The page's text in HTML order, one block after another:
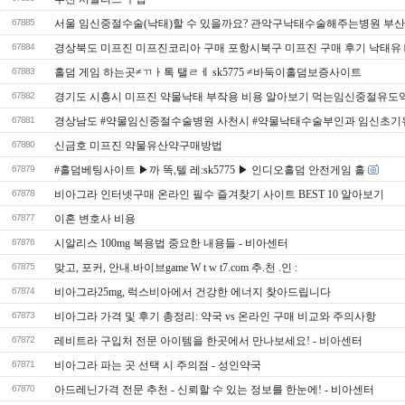
67885 서울 임신중절수술(낙태)할 수 있을까요? 관악구낙태수술해주는병원 부
67884 경상북도 미프진 미프진코리아 구매 포항시북구 미프진 구매 후기 낙­태유
67883 홀덤 게임 하는곳≠ㄲㅏ톡 탤ㄹㅔ sk5775 ≠바둑이홀덤보증사이트
67882 경기도 시흥시 미프진 약물낙태 부작용 비용 알아보기 먹는임신중절유도
67881 경상남도 #약물임신중절수술병원 사천시 #약물낙태수술부인과 임신초기
67880 신금호 미프진 약물유산약구매방법
67879 #홀덤베­팅사이트 ▶까 똑,텔 레:sk5775 ▶ 인디오홀덤 안전게임 홀
67878 비아그라 인터넷구매 온라인 필수 즐겨찾기 사이트 BEST 10 알아보기
67877 이혼 변호사 비용
67876 시­알리스 100mg 복용법 중요한 내용들 - 비아센터
67875 맞고, 포커, 안내.바이브game W t w t7.com 추.천 .인 :
67874 비아그라25mg, 럭스비아에서 건강한 에너지 찾아드립니다
67873 비아그라 가격 및 후기 총정리: 약국 vs 온라인 구매 비교와 주의사항
67872 레비트라 구입처 전문 아이템을 한곳에서 만나보세요! - 비아센터
67871 비아그라 파는 곳 선택 시 주의점 - 성인약국
67870 아드레닌가격 전문 추천 - 신뢰할 수 있는 정보를 한눈에! - 비아센터